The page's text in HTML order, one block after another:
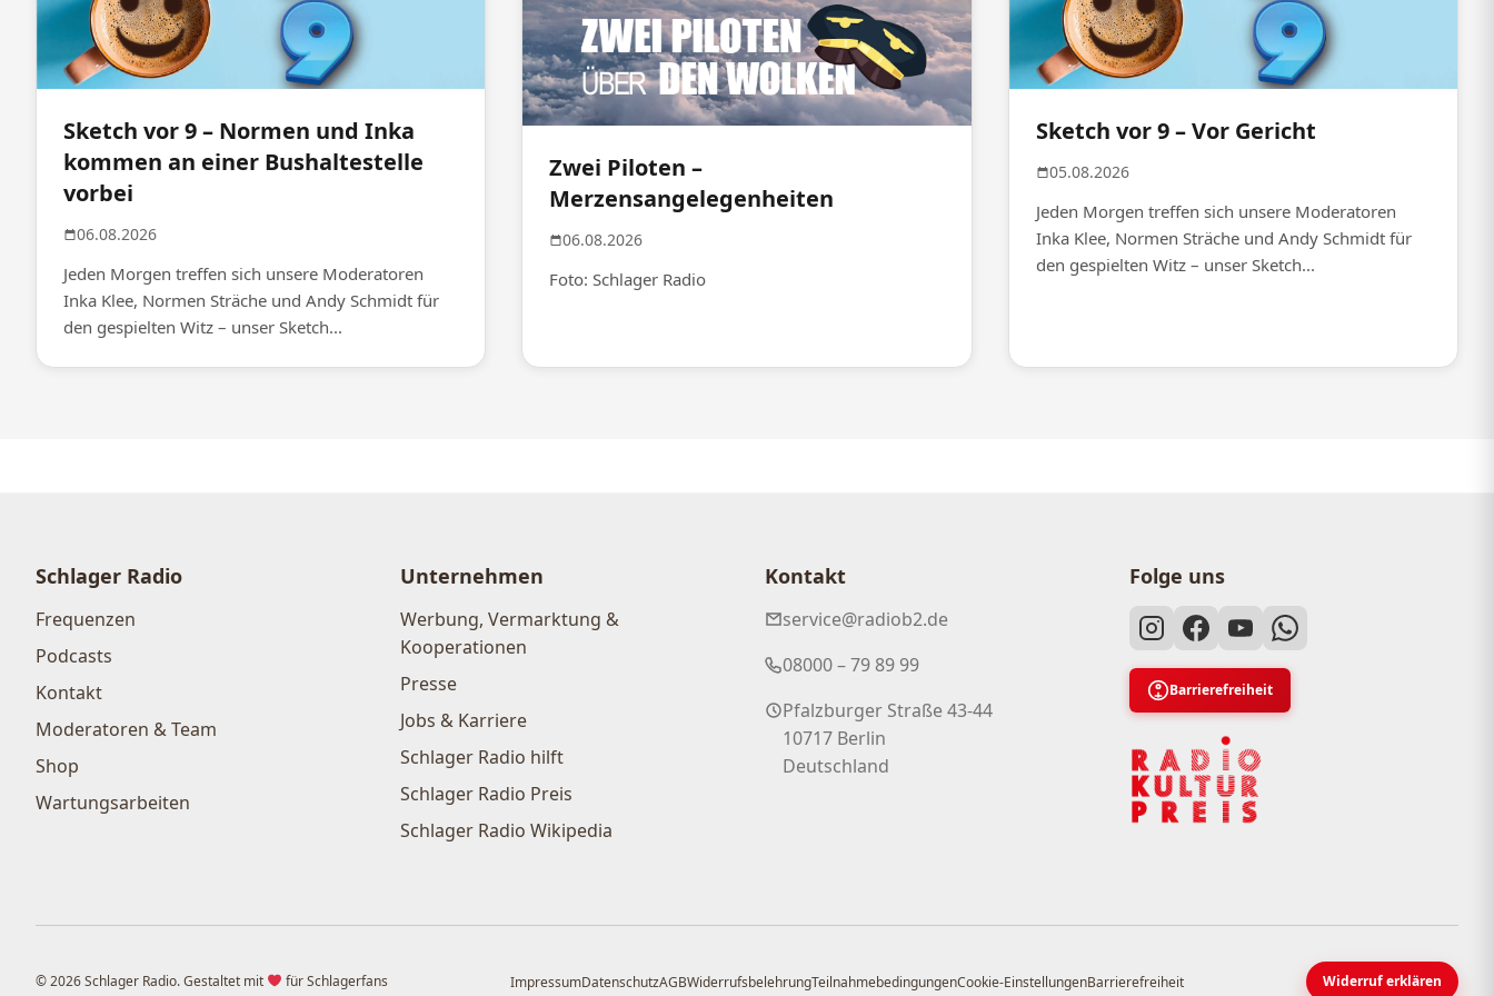
Sketch vor 9 – Normen und Inka
kommen an einer Bushaltestelle
vorbei
06.08.2026
Jeden Morgen treffen sich unsere Moderatoren
Inka Klee, Normen Sträche und Andy Schmidt für
den gespielten Witz – unser Sketch...
Zwei Piloten –
Merzensangelegenheiten
06.08.2026
Foto: Schlager Radio
Sketch vor 9 – Vor Gericht
05.08.2026
Jeden Morgen treffen sich unsere Moderatoren
Inka Klee, Normen Sträche und Andy Schmidt für
den gespielten Witz – unser Sketch...
Schlager Radio
Frequenzen
Podcasts
Kontakt
Moderatoren & Team
Shop
Wartungsarbeiten
Unternehmen
Werbung, Vermarktung &
Kooperationen
Presse
Jobs & Karriere
Schlager Radio hilft
Schlager Radio Preis
Schlager Radio Wikipedia
Kontakt
service@radiob2.de
08000 – 79 89 99
Pfalzburger Straße 43-44
10717 Berlin
Deutschland
Folge uns
Barrierefreiheit
© 2026 Schlager Radio. Gestaltet mit für Schlagerfans ImpressumDatenschutzAGBWiderrufsbelehrungTeilnahmebedingungenCookie-EinstellungenBarrierefreiheit Widerruf erklären